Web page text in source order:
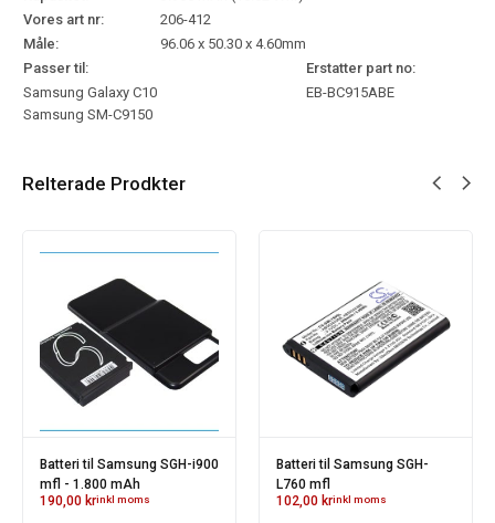
Vores art nr:
206-412
Måle:
96.06 x 50.30 x 4.60mm
Passer til:
Erstatter part no:
Samsung Galaxy C10
Samsung SM-C9150
EB-BC915ABE
Relterade Prodkter
Batteri til Samsung SGH-i900
mfl - 1.800 mAh
190,00 krinkl moms
Batteri til Samsung SGH-
L760 mfl
102,00 krinkl moms